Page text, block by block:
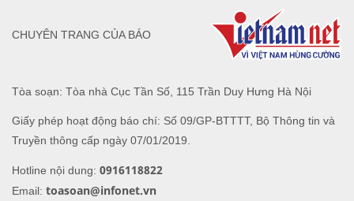
Tòa soạn: Tòa nhà Cục Tần Số, 115 Trần Duy Hưng Hà Nội
Giấy phép hoạt động báo chí: Số 09/GP-BTTTT, Bộ Thông tin và
Truyền thông cấp ngày 07/01/2019.
Hotline nội dung: 0916118822
Email: toasoan@infonet.vn
CHUYÊN TRANG CỦA BÁO